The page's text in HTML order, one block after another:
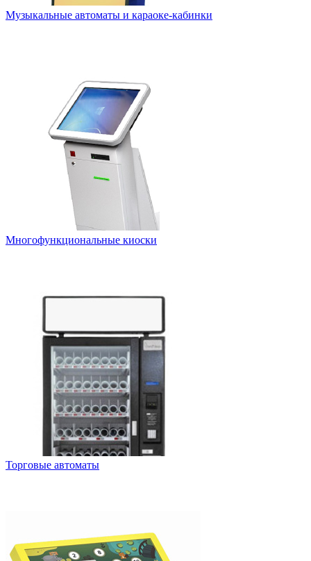
Музыкальные автоматы и караоке-кабинки
Многофункциональные киоски
Торговые автоматы